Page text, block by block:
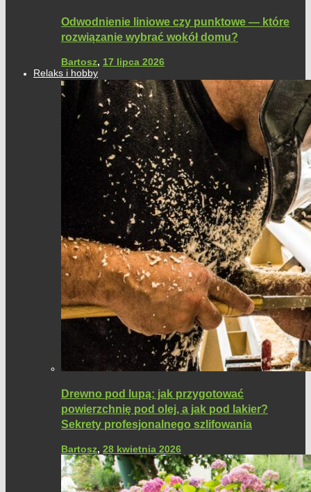
Odwodnienie liniowe czy punktowe — które
rozwiązanie wybrać wokół domu?
Bartosz, 17 lipca 2026
Relaks i hobby
Drewno pod lupą: jak przygotować
powierzchnię pod olej, a jak pod lakier?
Sekrety profesjonalnego szlifowania
Bartosz, 28 kwietnia 2026